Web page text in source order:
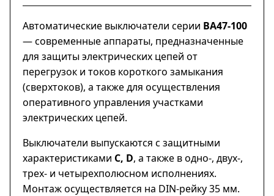
Автоматические выключатели серии ВА47-100
— современные аппараты, предназначенные
для защиты электрических цепей от
перегрузок и токов короткого замыкания
(сверхтоков), а также для осуществления
оперативного управления участками
электрических цепей.
Выключатели выпускаются с защитными
характеристиками С, D, а также в одно-, двух-,
трех- и четырехполюсном исполнениях.
Монтаж осуществляется на DIN-рейку 35 мм.